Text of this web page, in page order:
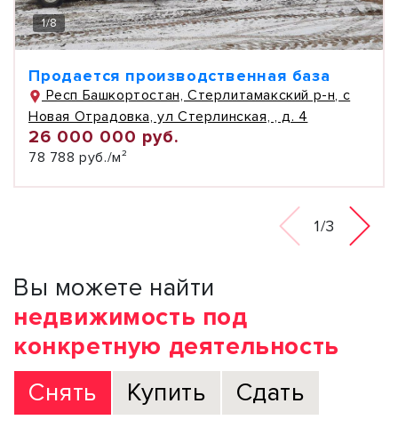
1/8
Продается производственная база
Респ Башкортостан, Стерлитамакский р-н, с
Новая Отрадовка, ул Стерлинская, , д. 4
26 000 000 руб.
78 788 руб./м²
1/3
Вы можете найти
недвижимость под
конкретную деятельность
Снять
Купить Сдать